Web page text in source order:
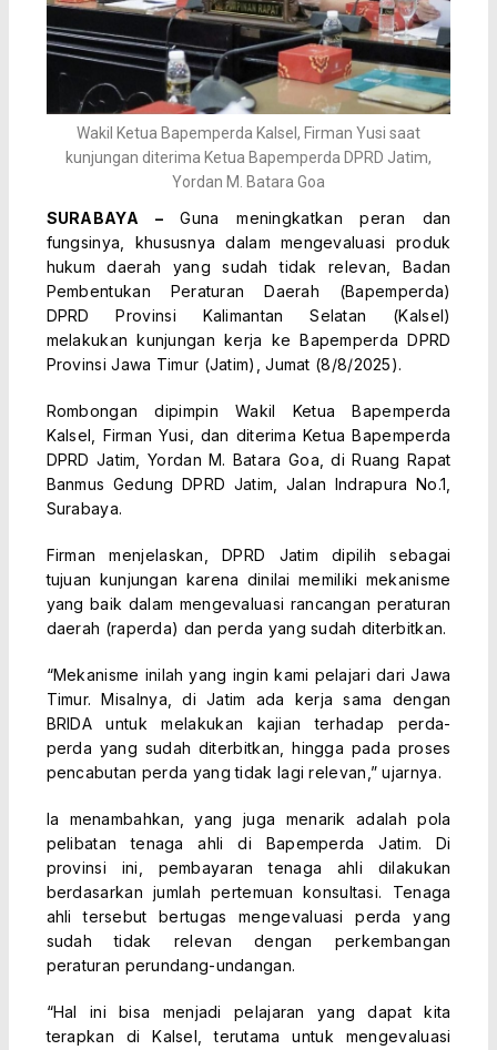
Wakil Ketua Bapemperda Kalsel, Firman Yusi saat
kunjungan diterima Ketua Bapemperda DPRD Jatim,
Yordan M. Batara Goa
SURABAYA –Guna meningkatkan peran dan
fungsinya, khususnya dalam mengevaluasi produk
hukum daerah yang sudah tidak relevan, Badan
Pembentukan Peraturan Daerah (Bapemperda)
DPRD Provinsi Kalimantan Selatan (Kalsel)
melakukan kunjungan kerja ke Bapemperda DPRD
Provinsi Jawa Timur (Jatim), Jumat (8/8/2025).
Rombongan dipimpin Wakil Ketua Bapemperda
Kalsel, Firman Yusi, dan diterima Ketua Bapemperda
DPRD Jatim, Yordan M. Batara Goa, di Ruang Rapat
Banmus Gedung DPRD Jatim, Jalan Indrapura No.1,
Surabaya.
Firman menjelaskan, DPRD Jatim dipilih sebagai
tujuan kunjungan karena dinilai memiliki mekanisme
yang baik dalam mengevaluasi rancangan peraturan
daerah (raperda) dan perda yang sudah diterbitkan.
“Mekanisme inilah yang ingin kami pelajari dari Jawa
Timur. Misalnya, di Jatim ada kerja sama dengan
BRIDA untuk melakukan kajian terhadap perda-
perda yang sudah diterbitkan, hingga pada proses
pencabutan perda yang tidak lagi relevan,” ujarnya.
Ia menambahkan, yang juga menarik adalah pola
pelibatan tenaga ahli di Bapemperda Jatim. Di
provinsi ini, pembayaran tenaga ahli dilakukan
berdasarkan jumlah pertemuan konsultasi. Tenaga
ahli tersebut bertugas mengevaluasi perda yang
sudah tidak relevan dengan perkembangan
peraturan perundang-undangan.
“Hal ini bisa menjadi pelajaran yang dapat kita
terapkan di Kalsel, terutama untuk mengevaluasi